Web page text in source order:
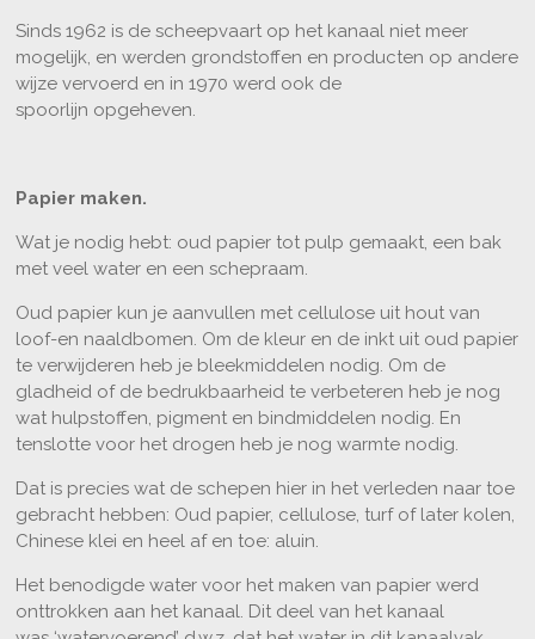
Sinds 1962 is de scheepvaart op het kanaal niet meer
mogelijk, en werden grondstoffen en producten op andere
wijze vervoerd en in 1970 werd ook de
spoorlijn opgeheven.
Papier maken.
Wat je nodig hebt: oud papier tot pulp gemaakt, een bak
met veel water en een schepraam.
Oud papier kun je aanvullen met cellulose uit hout van
loof-en naaldbomen. Om de kleur en de inkt uit oud papier
te verwijderen heb je bleekmiddelen nodig. Om de
gladheid of de bedrukbaarheid te verbeteren heb je nog
wat hulpstoffen, pigment en bindmiddelen nodig. En
tenslotte voor het drogen heb je nog warmte nodig.
Dat is precies wat de schepen hier in het verleden naar toe
gebracht hebben: Oud papier, cellulose, turf of later kolen,
Chinese klei en heel af en toe: aluin.
Het benodigde water voor het maken van papier werd
onttrokken aan het kanaal. Dit deel van het kanaal